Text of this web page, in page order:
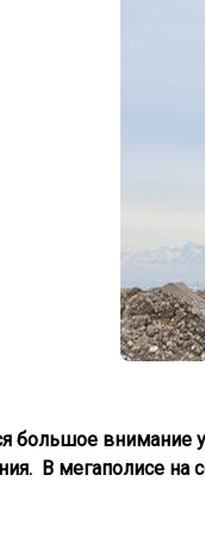
большое внимание
В мегаполисе на